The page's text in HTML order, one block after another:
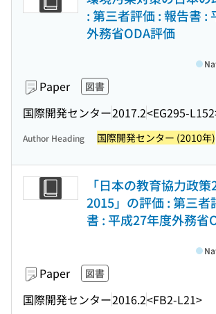
: 第三者評価 : 報告書 :
外務省ODA評価
Paper 図書
国際開発センター2017.2<EG295-
Author Heading 国際開発センター (2010年)
「日本の教育協力政
2015」の評価 : 第三者
書 : 平成27年度外務省
Paper 図書
国際開発センター2016.2<FB2-L21>